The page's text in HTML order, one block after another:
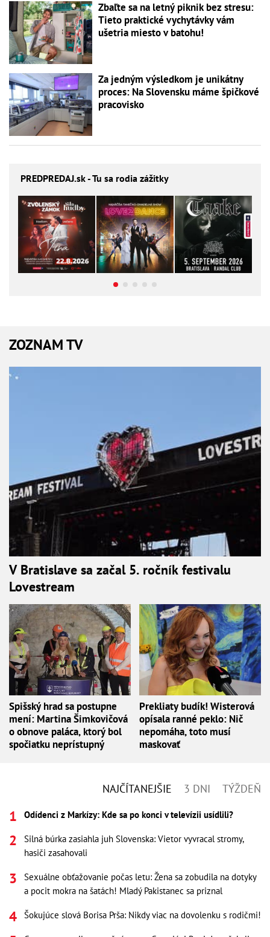
Zbaľte sa na letný piknik bez stresu:
Tieto praktické vychytávky vám
ušetria miesto v batohu!
Za jedným výsledkom je unikátny
proces: Na Slovensku máme špičkové
pracovisko
PREDPREDAJ.sk - Tu sa rodia zážitky
ZOZNAM TV
V Bratislave sa začal 5. ročník festivalu
Lovestream
Spišský hrad sa postupne
mení: Martina Šimkovičová
o obnove paláca, ktorý bol
spočiatku neprístupný
Prekliaty budík! Wisterová
opísala ranné peklo: Nič
nepomáha, toto musí
maskovať
NAJČÍTANEJŠIE 3 DNI TÝŽDEŇ
Odídenci z Markízy: Kde sa po konci v televízii usídlili?
Silná búrka zasiahla juh Slovenska: Vietor vyvracal stromy,
hasiči zasahovali
Sexuálne obťažovanie počas letu: Žena sa zobudila na dotyky
a pocit mokra na šatách! Mladý Pakistanec sa priznal
Šokujúce slová Borisa Prša: Nikdy viac na dovolenku s rodičmi!